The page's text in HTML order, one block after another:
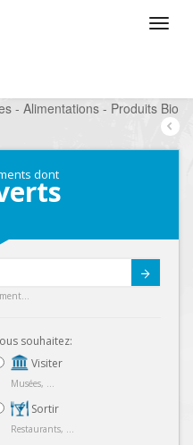
- Alimentations - Produits Bio
dont
souhaitez:
Visiter
Musées, ...
Sortir
Restaurants, ...